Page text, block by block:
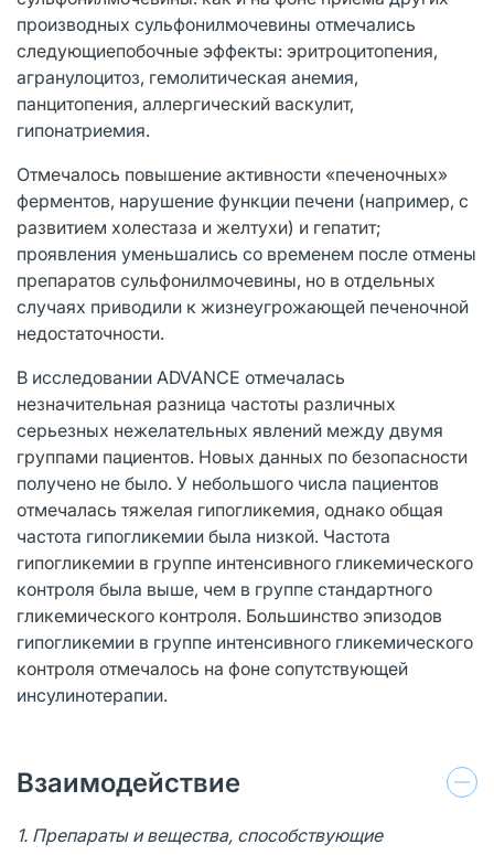
производных сульфонилмочевины отмечались
следующиепобочные эффекты: эритроцитопения,
агранулоцитоз, гемолитическая анемия,
панцитопения, аллергический васкулит,
гипонатриемия.
Отмечалось повышение активности «печеночных»
ферментов, нарушение функции печени (например, с
развитием холестаза и желтухи) и гепатит;
проявления уменьшались со временем после отмены
препаратов сульфонилмочевины, но в отдельных
случаях приводили к жизнеугрожающей печеночной
недостаточности.
В исследовании ADVANCE отмечалась
незначительная разница частоты различных
серьезных нежелательных явлений между двумя
группами пациентов. Новых данных по безопасности
получено не было. У небольшого числа пациентов
отмечалась тяжелая гипогликемия, однако общая
частота гипогликемии была низкой. Частота
гипогликемии в группе интенсивного гликемического
контроля была выше, чем в группе стандартного
гликемического контроля. Большинство эпизодов
гипогликемии в группе интенсивного гликемического
контроля отмечалось на фоне сопутствующей
инсулинотерапии.
Взаимодействие
1. Препараты и вещества, способствующие